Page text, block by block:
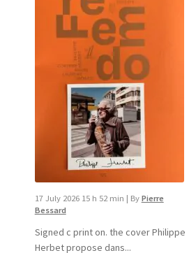
17 July 2026 15 h 52 min | By Pierre
Bessard
Signed c print on. the cover ​Philippe
Herbet propose dans...